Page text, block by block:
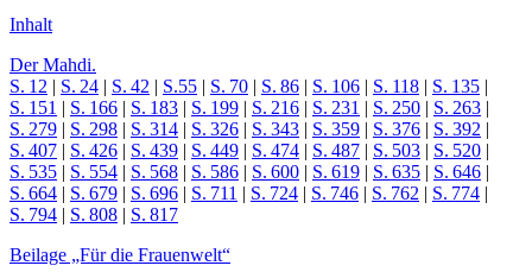
Inhalt
Der Mahdi.
S. 12 | S. 24 | S. 42 | S.55 | S. 70 | S. 86 | S. 106 | S. 118 | S. 135 |
S. 151 | S. 166 | S. 183 | S. 199 | S. 216 | S. 231 | S. 250 | S. 263 |
S. 279 | S. 298 | S. 314 | S. 326 | S. 343 | S. 359 | S. 376 | S. 392 |
S. 407 | S. 426 | S. 439 | S. 449 | S. 474 | S. 487 | S. 503 | S. 520 |
S. 535 | S. 554 | S. 568 | S. 586 | S. 600 | S. 619 | S. 635 | S. 646 |
S. 664 | S. 679 | S. 696 | S. 711 | S. 724 | S. 746 | S. 762 | S. 774 |
S. 794 | S. 808 | S. 817
Beilage „Für die Frauenwelt“